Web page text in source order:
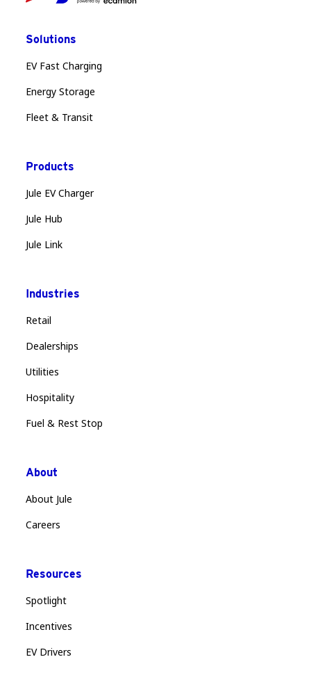
Solutions
EV Fast Charging
Energy Storage
Fleet & Transit
Products
Jule EV Charger
Jule Hub
Jule Link
Industries
Retail
Dealerships
Utilities
Hospitality
Fuel & Rest Stop
About
About Jule
Careers
Resources
Spotlight
Incentives
EV Drivers